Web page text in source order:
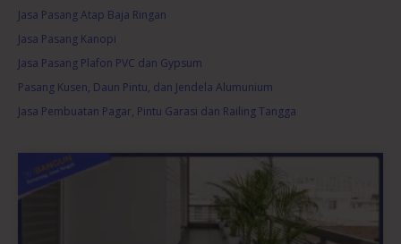
Jasa Pasang Atap Baja Ringan
Jasa Pasang Kanopi
Jasa Pasang Plafon PVC dan Gypsum
Pasang Kusen, Daun Pintu, dan Jendela Alumunium
Jasa Pembuatan Pagar, Pintu Garasi dan Railing Tangga